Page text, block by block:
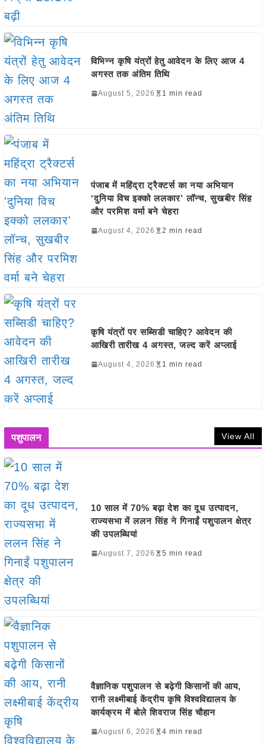
विभिन्न कृषि यंत्रों हेतु आवेदन के लिए आज 4
अगस्त तक अंतिम तिथि
August 5, 2026 1 min read
पंजाब में महिंद्रा ट्रैक्टर्स का नया अभियान
‘दुनिया विच इक्को ललकार’ लॉन्च, सुखबीर सिंह
और परमिश वर्मा बने चेहरा
August 4, 2026 2 min read
कृषि यंत्रों पर सब्सिडी चाहिए? आवेदन की
आखिरी तारीख 4 अगस्त, जल्द करें अप्लाई
August 4, 2026 1 min read
पशुपालन View All
10 साल में 70% बढ़ा देश का दूध उत्पादन,
राज्यसभा में ललन सिंह ने गिनाईं पशुपालन क्षेत्र
की उपलब्धियां
August 7, 2026 5 min read
वैज्ञानिक पशुपालन से बढ़ेगी किसानों की आय,
रानी लक्ष्मीबाई केंद्रीय कृषि विश्वविद्यालय के
कार्यक्रम में बोले शिवराज सिंह चौहान
August 6, 2026 4 min read